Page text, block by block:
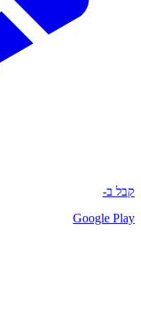
קבל ב-
Google Play